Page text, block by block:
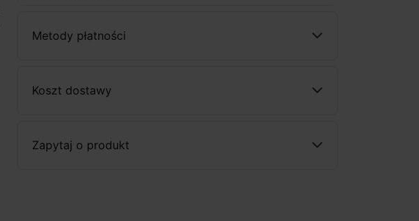
Metody płatności
Koszt dostawy
Zapytaj o produkt